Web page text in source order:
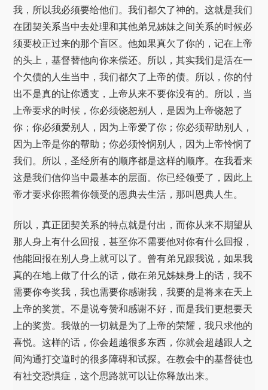
我，所以我必须要给他们。我们都欠了神的。这就是我们
在团契关系当中去处理和其他弟兄姊妹之间关系的时候必
须要校正过来的那个盲区。他如果真欠了你的，记在上帝
的头上，基督替他向你来偿还。所以，其实我们是活在一
个欠债的人生当中，我们都欠了上帝的债。所以，你的付
出不是真的让你透支，上帝从来不要你没有的。所以，当
上帝要求的时候，你必须饶恕别人，是因为上帝饶恕了
你；你必须爱别人，因为上帝爱了你；你必须帮助别人，
因为上帝是你的帮助；你必须怜悯别人，因为上帝怜悯了
我们。所以，圣经所有的顺序都是这样的顺序。在我看来
这是我们信仰当中最基本的层面。你已经领受了，因此上
帝才要求你照着你领受的恩典去生活，那叫恩典人生。
所以，真正团契关系的特点就是付出，而你从来不期望从
那人身上有什么回报，甚至你不需要他对你有什么回报，
他能回报在别人身上就可以了。曾有弟兄跟我说，如果我
真的在地上做了什么的话，做在弟兄姊妹身上的话，我不
需要你夸奖我，我也需要你感谢我，我要的是将来在天上
上帝的奖赏。不是说夸赞和感谢不好，而是我们更想要天
上的奖赏。我做的一切就是为了上帝的荣耀，我只求他的
喜悦。这样的话，你会超越很多东西，你就会超越跟人之
间沟通打交道时的很多障碍和试探。在教会中的基督徒也
有社交恐惧症，这个思路就可以让你释放出来。